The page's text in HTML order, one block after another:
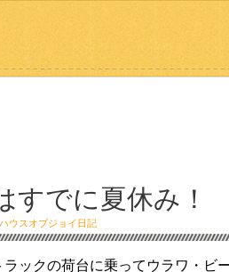
すでに夏休み！
ハウスオブジョイ日記
ックの荷台に乗ってウラワ・ビ